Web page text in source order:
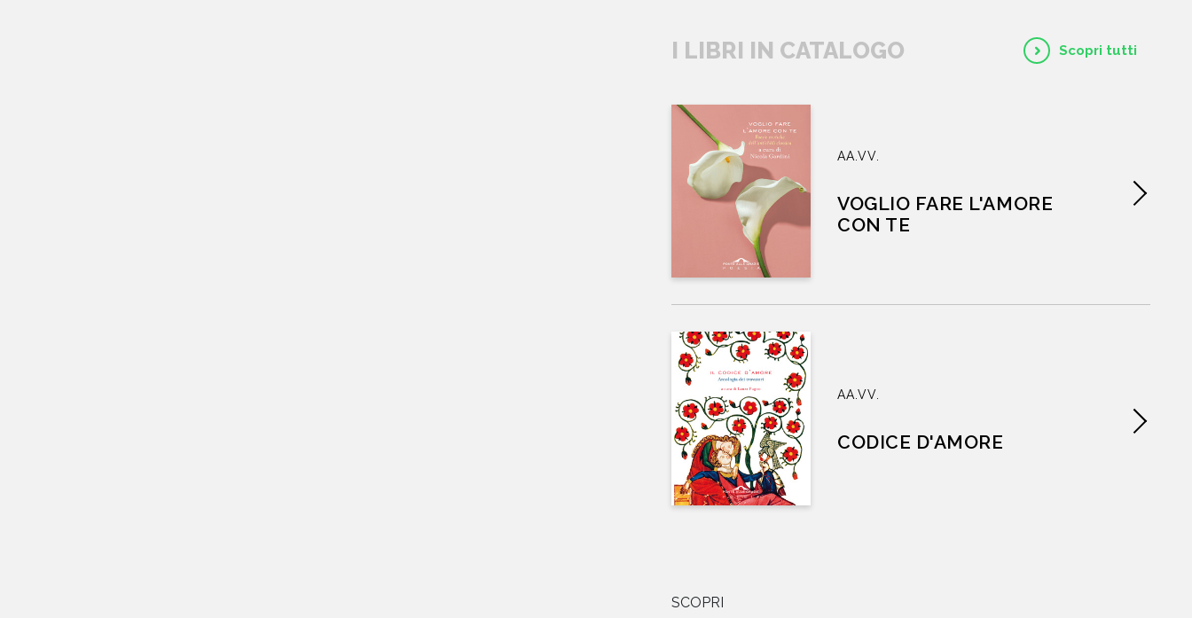
I LIBRI IN CATALOGO Scopri tutti
AA.VV.
VOGLIO FARE L'AMORE
CON TE
AA.VV.
CODICE D'AMORE
SCOPRI